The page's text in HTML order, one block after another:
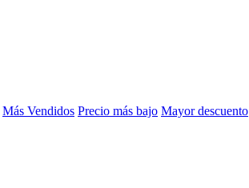
Más Vendidos Precio más bajo Mayor descuento